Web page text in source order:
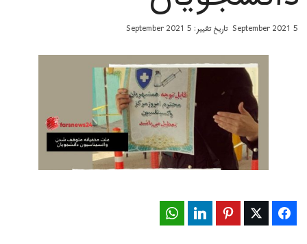
5 September 2021 تاریخ تغییر: 5 September 2021
Facebook
Twitter
Pinterest
LinkedIn